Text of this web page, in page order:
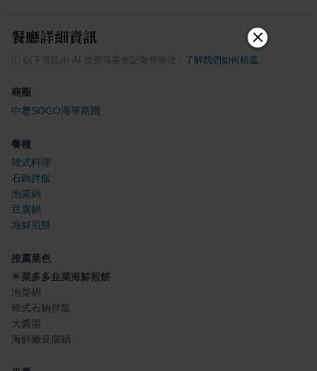
餐廳詳細資訊
以下資訊由 AI 從部落客食記彙整整理 了解我們如何精選
商圈
中壢SOGO海華商圈
餐種
韓式料理
石鍋拌飯
泡菜鍋
豆腐鍋
海鮮煎餅
推薦菜色
🌟菜多多韭菜海鮮煎餅
泡菜鍋
韓式石鍋拌飯
大醬湯
海鮮嫩豆腐鍋